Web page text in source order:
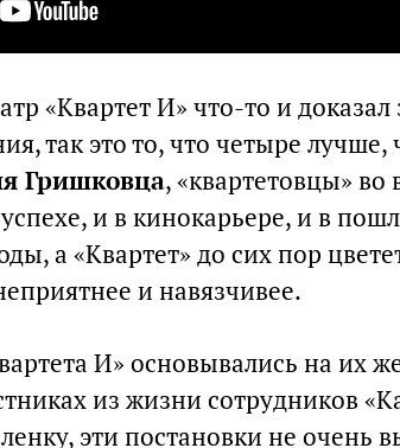
«Квартет И» что-то и
так это то, что четыре
Гришковца, «квартетовцы» во
и в кинокарьере, и в
а «Квартет» до сих пор
и навязчивее.
И» основывались на их
из жизни сотрудников
эти постановки не очень